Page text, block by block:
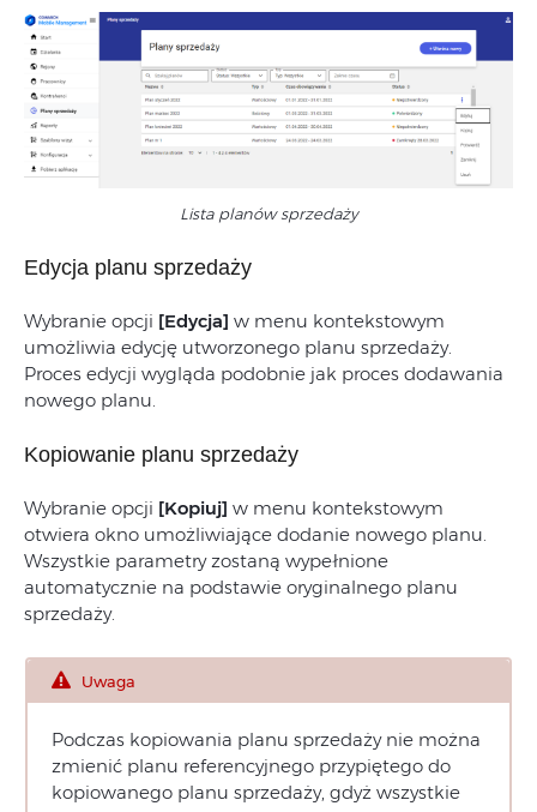
Lista planów sprzedaży
Edycja planu sprzedaży
Wybranie opcji [Edycja] w menu kontekstowym
umożliwia edycję utworzonego planu sprzedaży.
Proces edycji wygląda podobnie jak proces dodawania
nowego planu.
Kopiowanie planu sprzedaży
Wybranie opcji [Kopiuj] w menu kontekstowym
otwiera okno umożliwiające dodanie nowego planu.
Wszystkie parametry zostaną wypełnione
automatycznie na podstawie oryginalnego planu
sprzedaży.
Uwaga
Podczas kopiowania planu sprzedaży nie można
zmienić planu referencyjnego przypiętego do
kopiowanego planu sprzedaży, gdyż wszystkie